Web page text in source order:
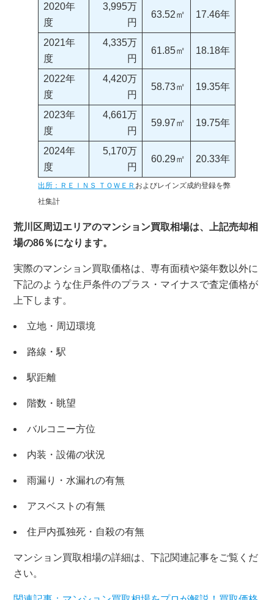
×
無料査定・売却相談
2020年
度
3,995万
円
63.52㎡ 17.46年
2021年
度
4,335万
円
61.85㎡ 18.18年
2022年
度
4,420万
円
58.73㎡ 19.35年
2023年
度
4,661万
円
59.97㎡ 19.75年
2024年
度
5,170万
円
60.29㎡ 20.33年
出所：ＲＥＩＮＳ ＴＯＷＥＲ およびレインズ成約登録を弊
社集計
荒川区周辺エリアのマンション買取相場は、上記売却相
場の86％になります。
実際のマンション買取価格は、専有面積や築年数以外に
下記のような住戸条件のプラス・マイナスで査定価格が
上下します。
立地・周辺環境
路線・駅
駅距離
階数・眺望
バルコニー方位
内装・設備の状況
雨漏り・水漏れの有無
アスベストの有無
住戸内孤独死・自殺の有無
マンション買取相場の詳細は、下記関連記事をご覧くだ
さい。